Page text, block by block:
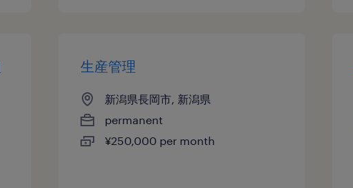
生産管理
新潟県長岡市, 新潟県
permanent
¥250,000 per month